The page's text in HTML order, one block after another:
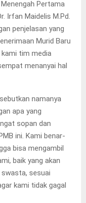
Pertama
Irfan Maidelis M.Pd.
penjelasan yang
Murid Baru
kami tim media
menanyai hal
namanya
apa yang
sopan dan
ini. Kami benar-
bisa mengambil
baik yang akan
swasta, sesuai
kami tidak gagal